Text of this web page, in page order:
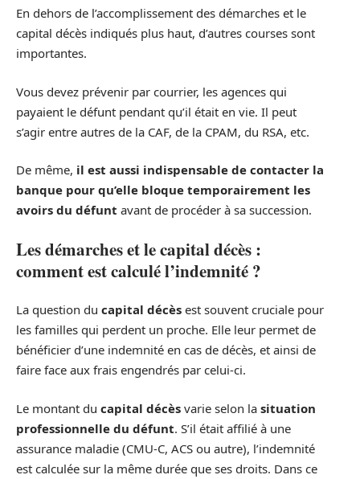
En dehors de l’accomplissement des démarches et le
capital décès indiqués plus haut, d’autres courses sont
importantes.
Vous devez prévenir par courrier, les agences qui
payaient le défunt pendant qu’il était en vie. Il peut
s’agir entre autres de la CAF, de la CPAM, du RSA, etc.
De même, il est aussi indispensable de contacter la
banque pour qu’elle bloque temporairement les
avoirs du défunt avant de procéder à sa succession.
Les démarches et le capital décès :
comment est calculé l’indemnité ?
La question du capital décès est souvent cruciale pour
les familles qui perdent un proche. Elle leur permet de
bénéficier d’une indemnité en cas de décès, et ainsi de
faire face aux frais engendrés par celui-ci.
Le montant du capital décès varie selon la situation
professionnelle du défunt. S’il était affilié à une
assurance maladie (CMU-C, ACS ou autre), l’indemnité
est calculée sur la même durée que ses droits. Dans ce